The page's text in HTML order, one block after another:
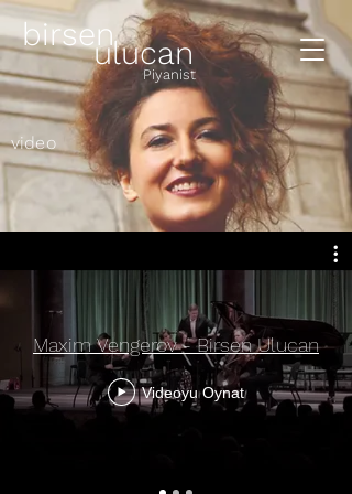
birsenulucan
Piyanist
video
Maxim Vengerov - Birsen Ulucan
Videoyu Oynat